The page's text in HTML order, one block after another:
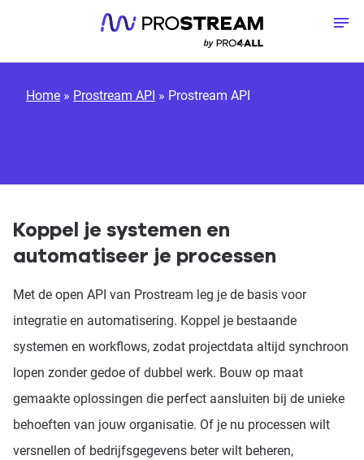
Home » Prostream API » Prostream API
Koppel je systemen en
automatiseer je processen
Met de open API van Prostream leg je de basis voor
integratie en automatisering. Koppel je bestaande
systemen en workflows, zodat projectdata altijd synchroon
lopen zonder gedoe of dubbel werk. Bouw op maat
gemaakte oplossingen die perfect aansluiten bij de unieke
behoeften van jouw organisatie. Of je nu processen wilt
versnellen of bedrijfsgegevens beter wilt beheren,